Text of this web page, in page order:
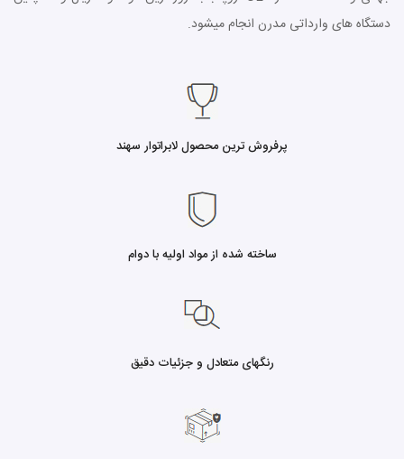
دستگاه های وارداتی مدرن انجام میشود.
پرفروش ترین محصول لابراتوار سهند
ساخته شده از مواد اولیه با دوام
رنگهای متعادل و جزئیات دقیق